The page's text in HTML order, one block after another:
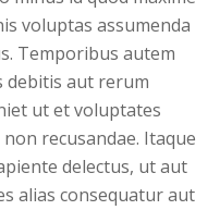
voluptas assumenda
Temporibus autem
debitis aut rerum
ut et voluptates
recusandae. Itaque
delectus, ut aut
alias consequatur aut